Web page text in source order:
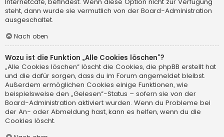
steht, dann wurde sie vermutlich von der Board-Administration
ausgeschaltet.
Nach oben
Wozu ist die Funktion „Alle Cookies löschen“?
„Alle Cookies löschen“ löscht die Cookies, die phpBB erstellt hat
und die dafür sorgen, dass du im Forum angemeldet bleibst.
Außerdem ermöglichen Cookies einige Funktionen, wie
beispielsweise den „Gelesen“-Status – sofern sie von der
Board-Administration aktiviert wurden. Wenn du Probleme bei
der An- oder Abmeldung hast, kann es helfen, wenn du die
Cookies löscht.